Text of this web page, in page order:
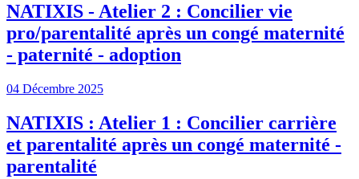
NATIXIS - Atelier 2 : Concilier vie
pro/parentalité après un congé maternité
- paternité - adoption
04 Décembre 2025
NATIXIS : Atelier 1 : Concilier carrière
et parentalité après un congé maternité -
parentalité